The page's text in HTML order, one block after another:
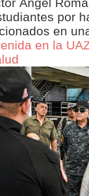
por
en
en la